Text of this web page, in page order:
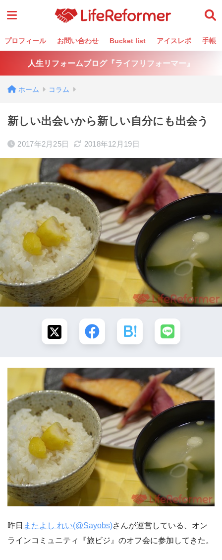
プロフィール お問い合わせ Bucket list アイスレポ 手帳
人生リフォームブログ『ライフリフォーマー』
ホーム コラム
新しい出会いから新しい自分にも出会う
2017年2月25日 2018年12月19日
昨日 またよし れい(@Sayobs)さんが運営している、オン
ラインコミュニティ『旅ビジ』のオフ会に参加してきた。